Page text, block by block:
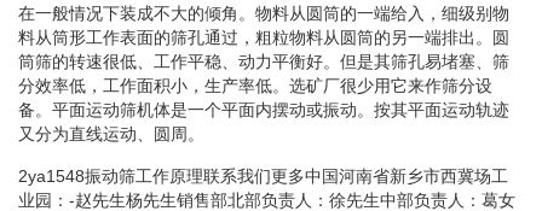
在一般情况下装成不大的倾角。物料从圆筒的一端给入，细级别物
料从筒形工作表面的筛孔通过，粗粒物料从圆筒的另一端排出。圆
筒筛的转速很低、工作平稳、动力平衡好。但是其筛孔易堵塞、筛
分效率低，工作面积小，生产率低。选矿厂很少用它来作筛分设
备。平面运动筛机体是一个平面内摆动或振动。按其平面运动轨迹
又分为直线运动、圆周。
2ya1548振动筛工作原理联系我们更多中国河南省新乡市西冀场工
业园：-赵先生杨先生销售部北部负责人：徐先生中部负责人：葛女